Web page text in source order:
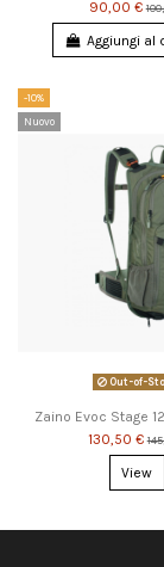
90,00 €
Aggiungi al
-10%
Nuovo
Out-of-
Zaino Evoc Stage
130,50 €
View